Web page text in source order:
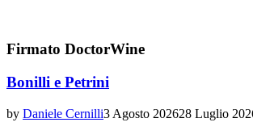
Firmato DoctorWine
Bonilli e Petrini
by Daniele Cernilli3 Agosto 202628 Luglio